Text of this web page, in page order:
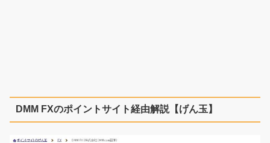
DMM FXのポイントサイト経由解説【げん玉】